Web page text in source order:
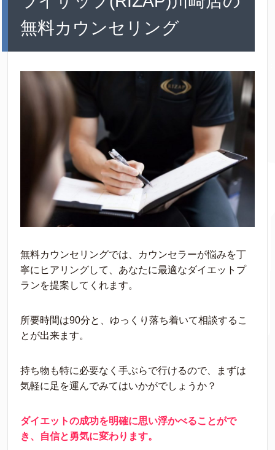
無料カウンセリング
無料カウンセリングでは、カウンセラーが悩みを丁
寧にヒアリングして、あなたに最適なダイエットプ
ランを提案してくれます。
所要時間は90分と、ゆっくり落ち着いて相談するこ
とが出来ます。
持ち物も特に必要なく手ぶらで行けるので、まずは
気軽に足を運んでみてはいかがでしょうか？
ダイエットの成功を明確に思い浮かべることがで
き、自信と勇気に変わります。